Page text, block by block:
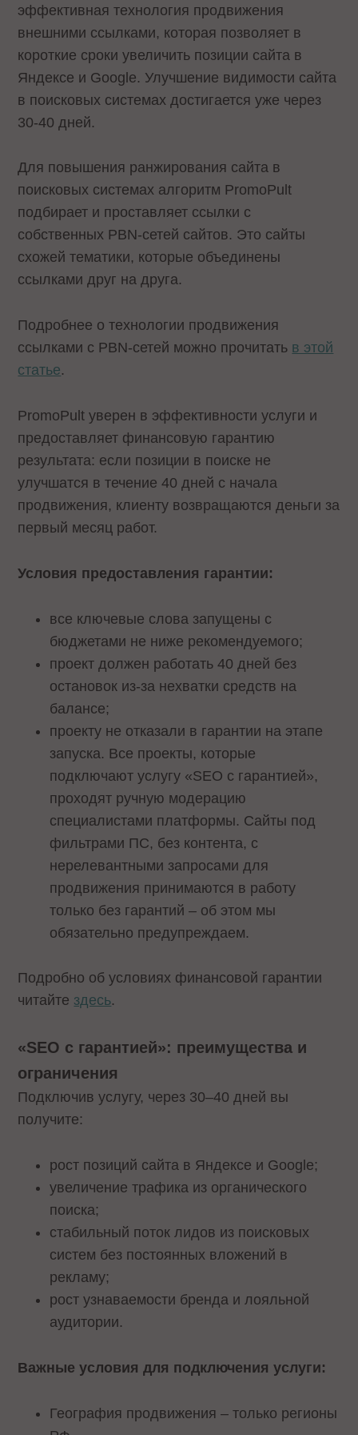
эффективная технология продвижения
внешними ссылками, которая позволяет в
короткие сроки увеличить позиции сайта в
Яндексе и Google. Улучшение видимости сайта
в поисковых системах достигается уже через
30-40 дней.
Для повышения ранжирования сайта в
поисковых системах алгоритм PromoPult
подбирает и проставляет ссылки с
собственных PBN-сетей сайтов. Это сайты
схожей тематики, которые объединены
ссылками друг на друга.
Подробнее о технологии продвижения
ссылками с PBN-сетей можно прочитать в этой
статье.
PromoPult уверен в эффективности услуги и
предоставляет финансовую гарантию
результата: если позиции в поиске не
улучшатся в течение 40 дней с начала
продвижения, клиенту возвращаются деньги за
первый месяц работ.
Условия предоставления гарантии:
все ключевые слова запущены с
бюджетами не ниже рекомендуемого;
проект должен работать 40 дней без
остановок из-за нехватки средств на
балансе;
проекту не отказали в гарантии на этапе
запуска. Все проекты, которые
подключают услугу «SEO с гарантией»,
проходят ручную модерацию
специалистами платформы. Сайты под
фильтрами ПС, без контента, c
нерелевантными запросами для
продвижения принимаются в работу
только без гарантий – об этом мы
обязательно предупреждаем.
Подробно об условиях финансовой гарантии
читайте здесь.
«SEO с гарантией»: преимущества и
ограничения
Подключив услугу, через 30–40 дней вы
получите:
рост позиций сайта в Яндексе и Google;
увеличение трафика из органического
поиска;
стабильный поток лидов из поисковых
систем без постоянных вложений в
рекламу;
рост узнаваемости бренда и лояльной
аудитории.
Важные условия для подключения услуги:
География продвижения – только регионы